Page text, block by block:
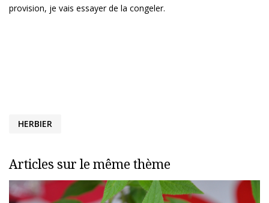
provision, je vais essayer de la congeler.
HERBIER
Articles sur le même thème